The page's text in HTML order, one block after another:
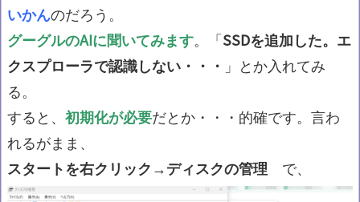
いかんのだろう。
グーグルのAIに聞いてみます。「SSDを追加した。エ
クスプローラで認識しない・・・ 」とか入れてみ
る。
すると、 初期化が必要だとか・・・的確です。言わ
れるがまま、
スタートを右クリック→ディスクの管理 で、